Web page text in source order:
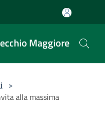
Maggiore
>
alla massima